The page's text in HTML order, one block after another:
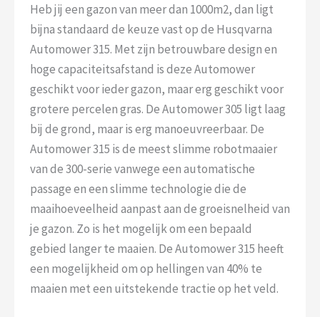
Heb jij een gazon van meer dan 1000m2, dan ligt
bijna standaard de keuze vast op de Husqvarna
Automower 315. Met zijn betrouwbare design en
hoge capaciteitsafstand is deze Automower
geschikt voor ieder gazon, maar erg geschikt voor
grotere percelen gras. De Automower 305 ligt laag
bij de grond, maar is erg manoeuvreerbaar. De
Automower 315 is de meest slimme robotmaaier
van de 300-serie vanwege een automatische
passage en een slimme technologie die de
maaihoeveelheid aanpast aan de groeisnelheid van
je gazon. Zo is het mogelijk om een bepaald
gebied langer te maaien. De Automower 315 heeft
een mogelijkheid om op hellingen van 40% te
maaien met een uitstekende tractie op het veld.